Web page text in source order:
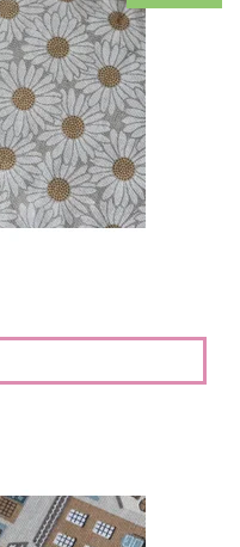
přenášení zajišťuje
ptácích a hadech, Falešný
v...
přenášení zajišťuje